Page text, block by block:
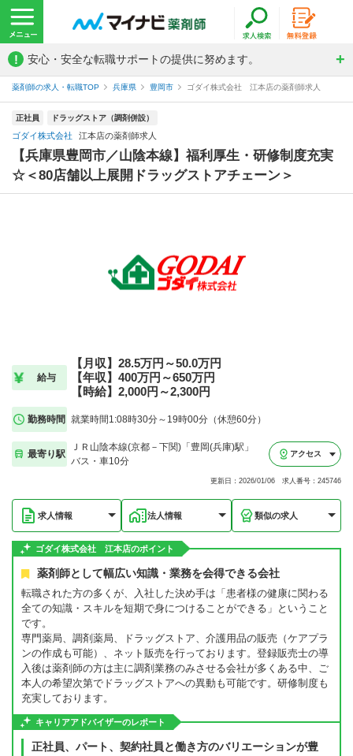
! 安心・安全な転職サポートの提供に努めます。
薬剤師の求人・転職TOP 兵庫県 豊岡市 ゴダイ株式会社 江本店の薬剤師求人
正社員 ドラッグストア（調剤併設）
ゴダイ株式会社 江本店の薬剤師求人
【兵庫県豊岡市／山陰本線】福利厚生・研修制度充実
☆＜80店舗以上展開ドラッグストアチェーン＞
給与
【月収】28.5万円～50.0万円
【年収】400万円～650万円
【時給】2,000円～2,300円
勤務時間 就業時間1:08時30分～19時00分（休憩60分）
最寄り駅
ＪＲ山陰本線(京都－下関)「豊岡(兵庫)駅」
バス・車10分
アクセス
更新日：2026/01/06 求人番号：245746
求人情報 法人情報 類似の求人
ゴダイ株式会社 江本店のポイント
薬剤師として幅広い知識・業務を会得できる会社
転職された方の多くが、入社した決め手は「患者様の健康に関わる
全ての知識・スキルを短期で身につけることができる」ということ
です。
専門薬局、調剤薬局、ドラッグストア、介護用品の販売（ケアプラ
ンの作成も可能）、ネット販売を行っております。登録販売士の導
入後は薬剤師の方は主に調剤業務のみさせる会社が多くある中、ご
本人の希望次第でドラッグストアへの異動も可能です。研修制度も
充実しております。
キャリアアドバイザーのレポート
正社員、パート、契約社員と働き方のバリエーションが豊